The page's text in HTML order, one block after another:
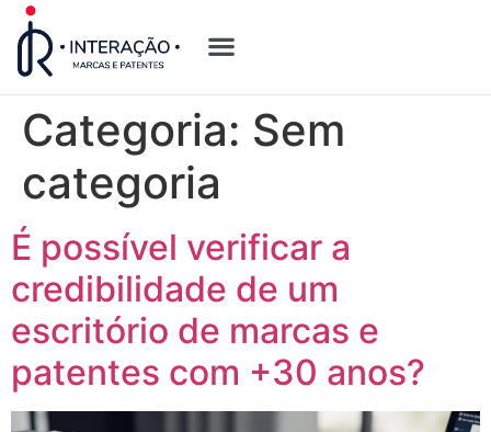
Categoria: Sem
categoria
É possível verificar a
credibilidade de um
escritório de marcas e
patentes com +30 anos?